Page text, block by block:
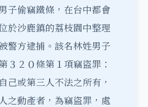
子偷竊鐵條，在台中都會
於沙鹿鎮的荔枝園中整理
警方逮捕。該名林姓男子
３２０條第１項竊盜罪：
己或第三人不法之所有，
之動產者，為竊盜罪，處